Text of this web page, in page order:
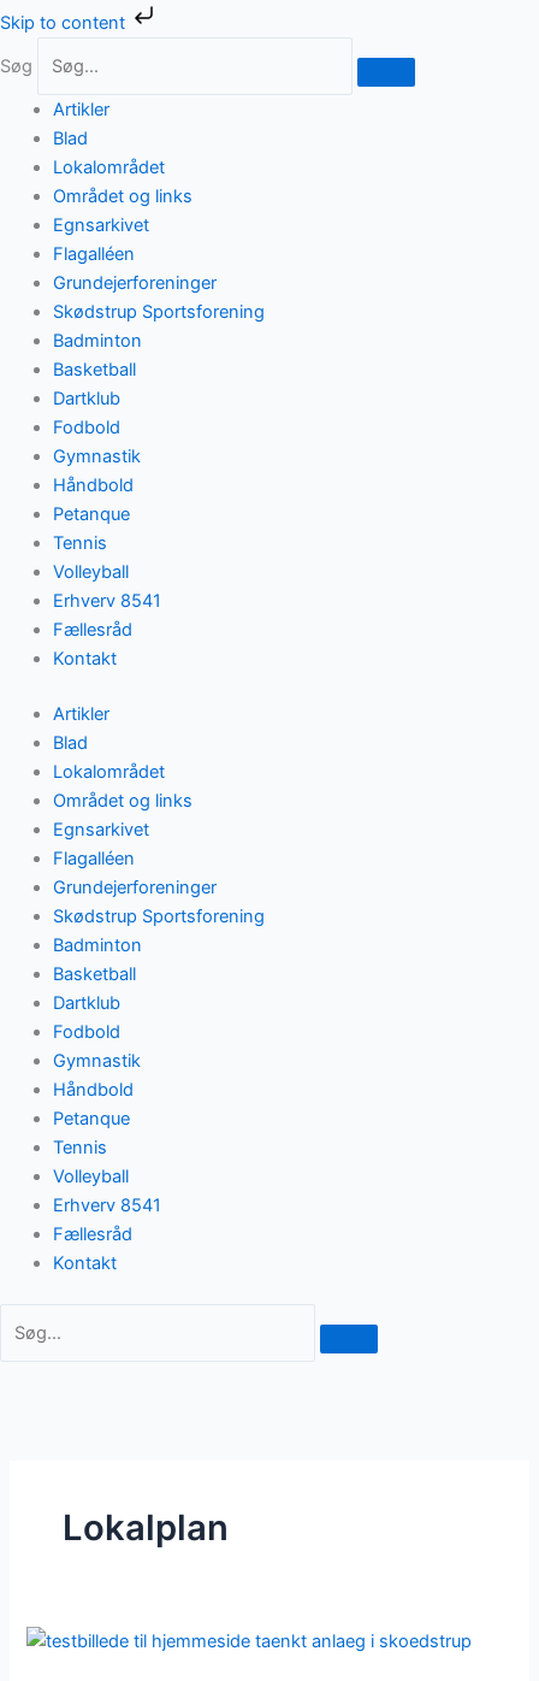
Skip to content
Gå
indholdet
Søg
Artikler
Blad
Lokalområdet
Området og links
Egnsarkivet
Flagalléen
Grundejerforeninger
Skødstrup Sportsforening
Badminton
Basketball
Dartklub
Fodbold
Gymnastik
Håndbold
Petanque
Tennis
Volleyball
Erhverv 8541
Fællesråd
Kontakt
Artikler
Blad
Lokalområdet
Området og links
Egnsarkivet
Flagalléen
Grundejerforeninger
Skødstrup Sportsforening
Badminton
Basketball
Dartklub
Fodbold
Gymnastik
Håndbold
Petanque
Tennis
Volleyball
Erhverv 8541
Fællesråd
Kontakt
Lokalplan
Sig